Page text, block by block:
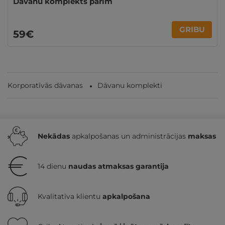
59€ GRIBU
Korporatīvās dāvanas Dāvanu komplekti
Nekādas apkalpošanas un administrācijas maksas
14 dienu naudas atmaksas garantija
Kvalitatīva klientu apkalpošana